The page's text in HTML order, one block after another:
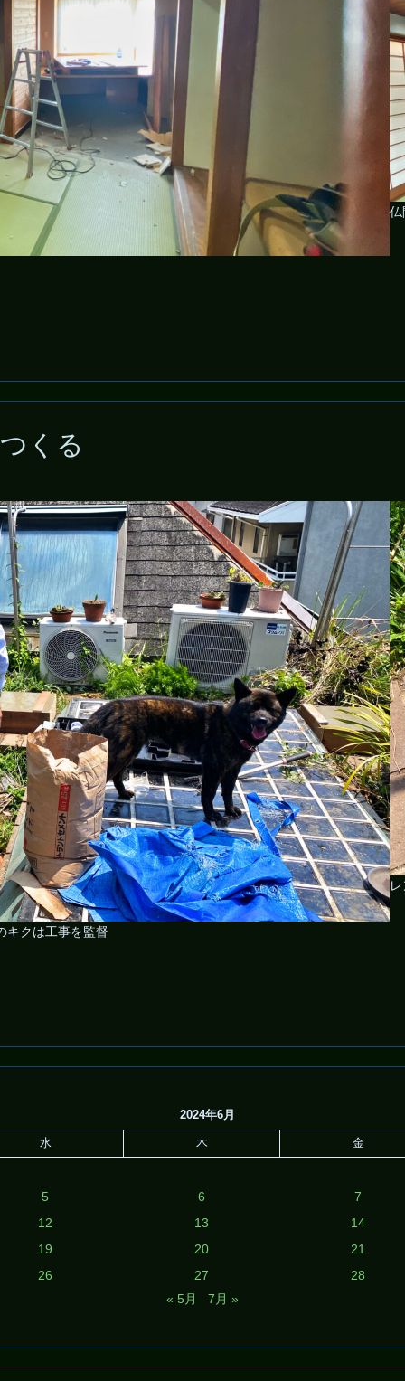
仏
くる
クは工事を監督
2024年6月
水 木 金
5 6
7
12
13
14
19
20
21
26
27
28
« 5月
7月 »